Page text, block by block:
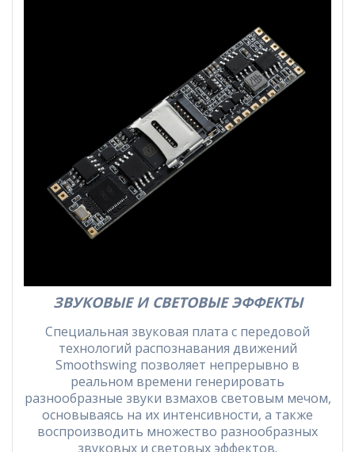
ЗВУКОВЫЕ И СВЕТОВЫЕ ЭФФЕКТЫ
Специальная звуковая плата с передовой
технологий распознавания движений
Smoothswing позволяет непрерывно в
реальном времени генерировать
разнообразные звуки взмахов световым мечом,
основываясь на их интенсивности, а также
воспроизводить множество разнообразных
звуковых и световых эффектов.